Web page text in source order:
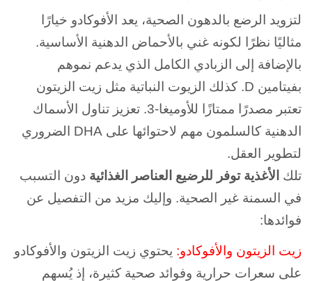
لتزويد الرضع بالدهون الصحية، يعد الأفوكادو خيارًا
مثاليًا نظرًا لكونه غني بالأحماض الدهنية الأساسية.
بالإضافة إلى الزبادي الكامل الذي يدعم نموهم
بفيتامين D.
كذلك الزيوت النباتية مثل زيت الزيتون
تعتبر مصدرًا ممتازًا للأوميغا-3.
تعزيز تناول الأسماك
الدهنية كالسلمون مهم لاحتوائها على DHA الضروري
لتطوير العقل.
تلك الأغذية توفر للرضيع العناصر الغذائية دون التسبب
في السمنة غير الصحية. وإليك مزيد من التفصيل عن
فوائدها:
زيت الزيتون والأفوكادو: يحتوي زيت الزيتون والأفوكادو
على سعرات حرارية وفوائد صحية كثيرة، إذ يُسهم